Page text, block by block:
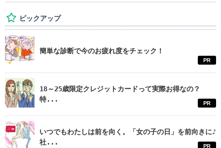
ピックアップ
簡単な診断で今のお疲れ度をチェック！
PR
18～25歳限定クレジットカードって実際お得なの？
特...
PR
いつでもわたしは前を向く。「女の子の日」を前向きに♪
社...
PR